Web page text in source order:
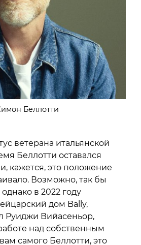
Беллотти
ветерана итальянской
Беллотти оставался
кажется, это положение
Возможно, так бы
в 2022 году
дом Bally,
Руиджи Вийасеньор,
над собственным
самого Беллотти, это